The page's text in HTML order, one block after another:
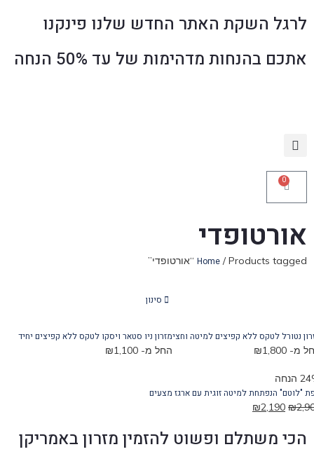
לרגל השקת האתר החדש שלנו פינקנו
אתכם בהנחות מדהימות של עד 50% הנחה
0
אורטופדי
Home/ Products tagged “אורטופדי”
סינון
נטורל לטקס ללא קפיצים למיטה וחצי
מ-
₪1,800
מזרון ניו סטאר ויסקו לטקס ללא קפיצים יחיד
החל מ-
₪1,100
הנפתחת למיטה זוגית עם ארגז מצעים
₪
₪2,190
הכי משתלם ופשוט להזמין מזרון באמריקן